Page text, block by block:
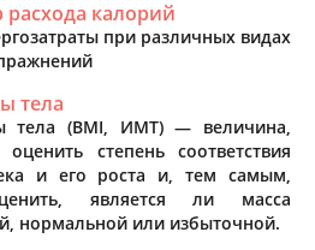
расхода калорий
при различных видах
тела
тела (BMI, ИМТ) — величина,
степень соответствия
и его роста и, тем самым,
является ли масса
нормальной или избыточной.